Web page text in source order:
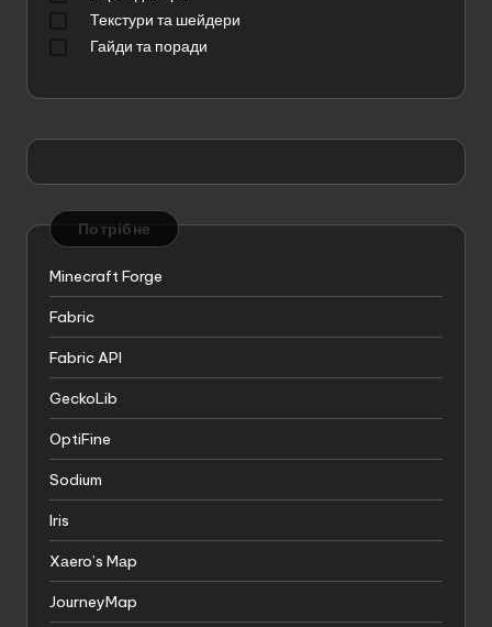
Текстури та шейдери
Гайди та поради
Потрібне
Minecraft Forge
Fabric
Fabric API
GeckoLib
OptiFine
Sodium
Iris
Xаero’s Mаp
JourneyMap